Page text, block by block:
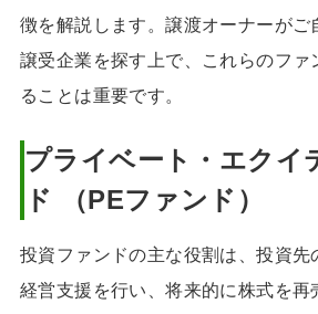
徴を解説します。譲渡オーナーがご
譲受企業を探す上で、これらのファ
ることは重要です。
プライベート・エクイ
ド （PEファンド）
投資ファンドの主な役割は、投資先
経営支援を行い、将来的に株式を再